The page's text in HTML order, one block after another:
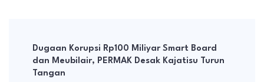
Navigation
Dugaan Korupsi Rp100 Miliyar Smart Board
dan Meubilair, PERMAK Desak Kajatisu Turun
Tangan